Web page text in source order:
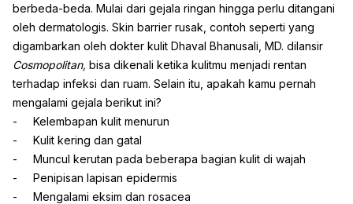
berbeda-beda. Mulai dari gejala ringan hingga perlu ditangani
oleh dermatologis. Skin barrier rusak, contoh seperti yang
digambarkan oleh dokter kulit Dhaval Bhanusali, MD. dilansir
Cosmopolitan, bisa dikenali ketika kulitmu menjadi rentan
terhadap infeksi dan ruam. Selain itu, apakah kamu pernah
mengalami gejala berikut ini?
- Kelembapan kulit menurun
- Kulit kering dan gatal
- Muncul kerutan pada beberapa bagian kulit di wajah
- Penipisan lapisan epidermis
- Mengalami eksim dan rosacea